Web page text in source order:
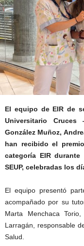
El equipo de EIR de
Universitario
González Muñoz,
han recibido el
categoría EIR
SEUP, celebradas los
El equipo presentó
acompañado por su
Marta Menchaca
Larragán, responsable
Salud.